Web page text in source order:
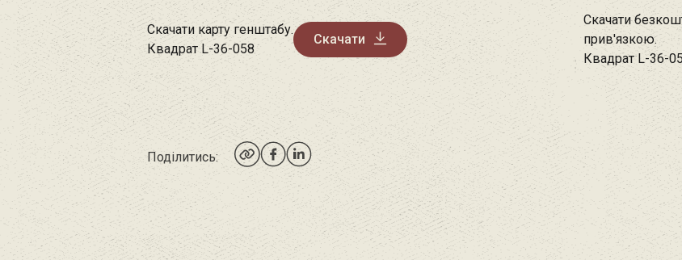
Скачати карту генштабу.
Квадрат L-36-058
Скачати
Скачати
прив'язкою.
Квадрат L-36-
Поділитись: